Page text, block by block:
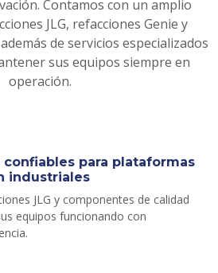
Contamos con un amplio
JLG, refacciones Genie y
de servicios especializados
sus equipos siempre en
operación.
confiables para plataformas
industriales
JLG y componentes de calidad
equipos funcionando con